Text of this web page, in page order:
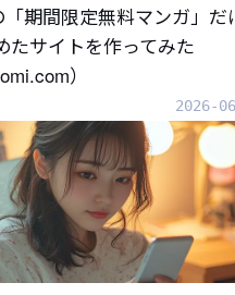
「期間限定無料マンガ」だ
たサイトを作ってみた
）
2026-